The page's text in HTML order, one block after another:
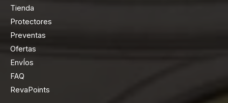
Tienda
Protectores
Preventas
Ofertas
EnvÍos
FAQ
RevaPoints